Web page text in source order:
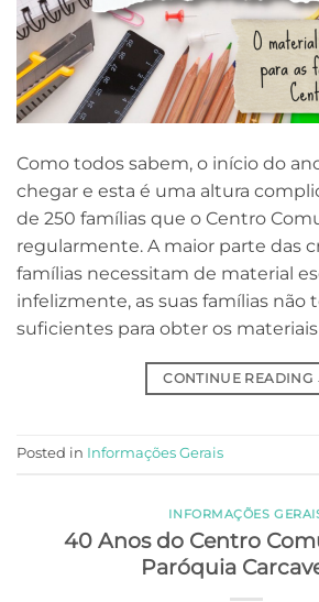
Como todos sabem, o início do
chegar e esta é uma altura
de 250 famílias que o Centro
regularmente. A maior parte das
famílias necessitam de material
infelizmente, as suas famílias não
suficientes para obter os materiais
CONTINUE READING
Posted in Informações Gerais
INFORMAÇÕES
40 Anos do Centro
Paróquia